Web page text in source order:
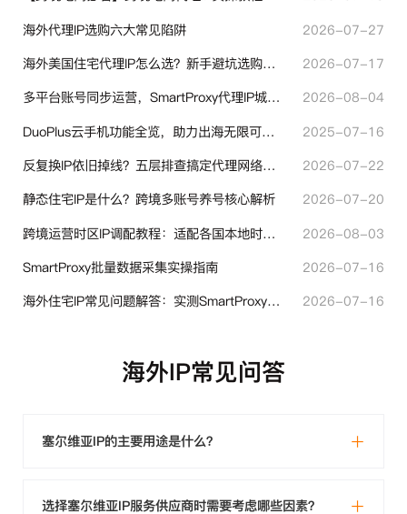
海外代理IP选购六大常见陷阱
2026-07-27
海外美国住宅代理IP怎么选？新手避坑选购指南
2026-07-17
多平台账号同步运营，SmartProxy代理IP城市定位功能有哪些实用价值
2026-08-04
DuoPlus云手机功能全览，助力出海无限可能！
2025-07-16
反复换IP依旧掉线？五层排查搞定代理网络异常
2026-07-22
静态住宅IP是什么？跨境多账号养号核心解析
2026-07-20
跨境运营时区IP调配教程：适配各国本地时区设置方法
2026-08-03
SmartProxy批量数据采集实操指南
2026-07-16
海外住宅IP常见问题解答：实测SmartProxy使用经验分享
2026-07-16
海外IP常见问答
塞尔维亚IP的主要用途是什么？
选择塞尔维亚IP服务供应商时需要考虑哪些因素？